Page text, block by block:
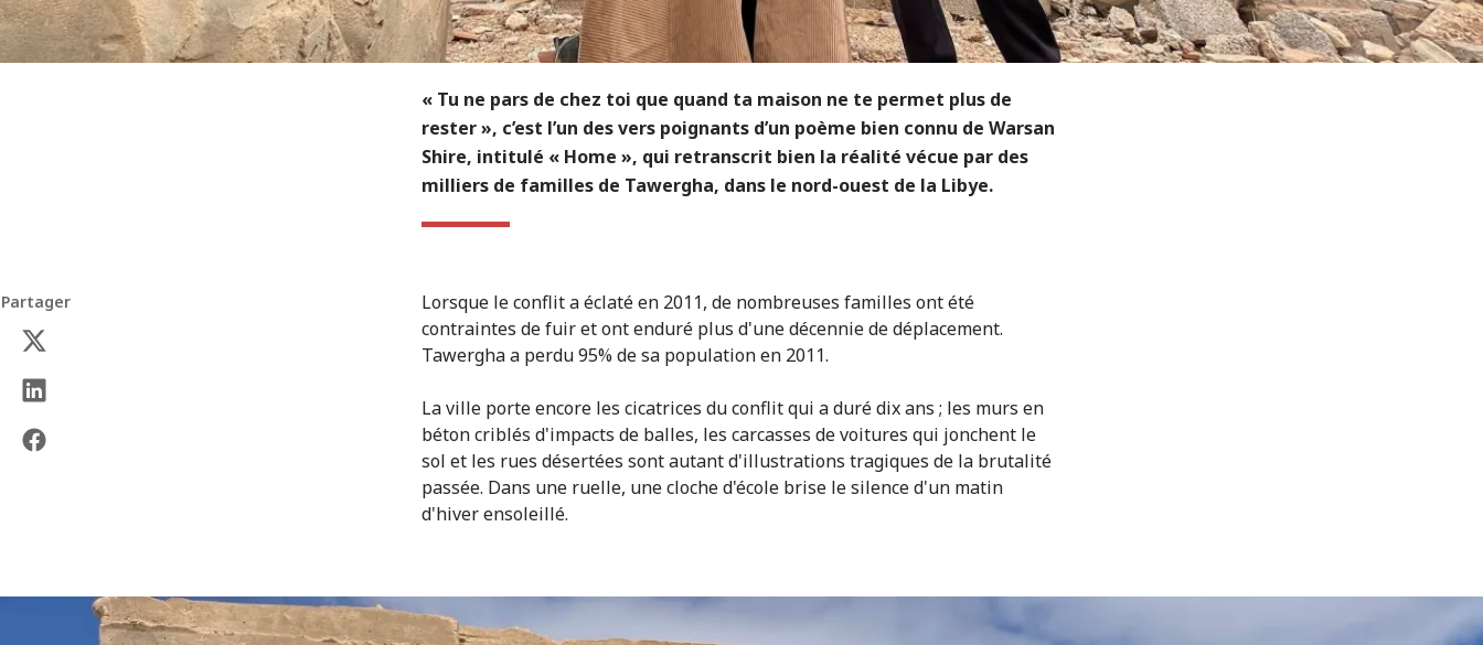
« Tu ne pars de chez toi que quand ta maison ne te permet plus de
rester », c’est l’un des vers poignants d’un poème bien connu de Warsan
Shire, intitulé « Home », qui retranscrit bien la réalité vécue par des
milliers de familles de Tawergha, dans le nord-ouest de la Libye.
Partager
Lorsque le conflit a éclaté en 2011, de nombreuses familles ont été
contraintes de fuir et ont enduré plus d'une décennie de déplacement.
Tawergha a perdu 95% de sa population en 2011.
La ville porte encore les cicatrices du conflit qui a duré dix ans ; les murs en
béton criblés d'impacts de balles, les carcasses de voitures qui jonchent le
sol et les rues désertées sont autant d'illustrations tragiques de la brutalité
passée. Dans une ruelle, une cloche d'école brise le silence d'un matin
d'hiver ensoleillé.